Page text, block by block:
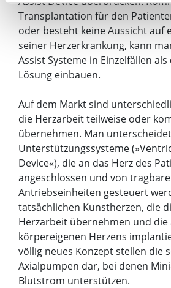
Transplantation für den
oder besteht keine Aussicht auf
seiner Herzerkrankung, kann
Assist Systeme in Einzelfällen
Lösung einbauen.
Auf dem Markt sind
die Herzarbeit teilweise oder
übernehmen. Man unterscheidet
Unterstützungssysteme
Device«), die an das Herz des
angeschlossen und von
Antriebseinheiten gesteuert
tatsächlichen Kunstherzen, die
Herzarbeit übernehmen und die
körpereigenen Herzens
völlig neues Konzept stellen die
Axialpumpen dar, bei denen
Blutstrom unterstützen.